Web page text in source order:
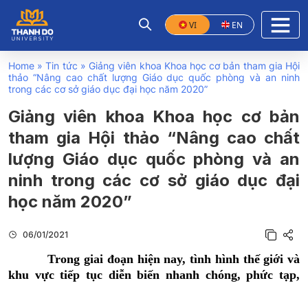
VI EN
Home »Tin tức »Giảng viên khoa Khoa học cơ bản tham gia Hội
thảo “Nâng cao chất lượng Giáo dục quốc phòng và an ninh
trong các cơ sở giáo dục đại học năm 2020”
Giảng viên khoa Khoa học cơ bản
tham gia Hội thảo “Nâng cao chất
lượng Giáo dục quốc phòng và an
ninh trong các cơ sở giáo dục đại
học năm 2020”
06/01/2021
Trong giai đoạn hiện nay, tình hình thế giới và
khu vực tiếp tục diễn biến nhanh chóng, phức tạp,